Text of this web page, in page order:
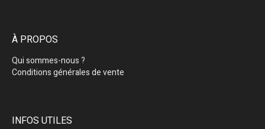
À PROPOS
Qui sommes-nous ?
Conditions générales de vente
INFOS UTILES